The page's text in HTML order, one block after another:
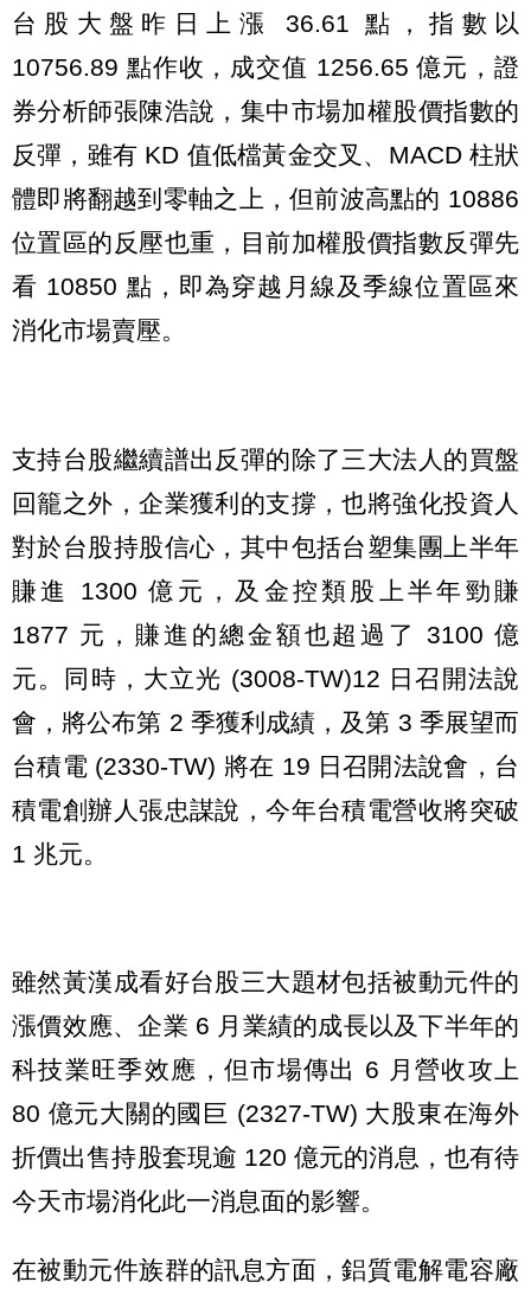
台股大盤昨日上漲 36.61 點，指數以
10756.89 點作收，成交值 1256.65 億元，證
券分析師張陳浩說，集中市場加權股價指數的
反彈，雖有 KD 值低檔黃金交叉、MACD 柱狀
體即將翻越到零軸之上，但前波高點的 10886
位置區的反壓也重，目前加權股價指數反彈先
看 10850 點，即為穿越月線及季線位置區來
消化市場賣壓。
支持台股繼續譜出反彈的除了三大法人的買盤
回籠之外，企業獲利的支撐，也將強化投資人
對於台股持股信心，其中包括台塑集團上半年
賺進 1300 億元，及金控類股上半年勁賺
1877 元，賺進的總金額也超過了 3100 億
元。同時，大立光 (3008-TW)12 日召開法說
會，將公布第 2 季獲利成績，及第 3 季展望而
台積電 (2330-TW) 將在 19 日召開法說會，台
積電創辦人張忠謀說，今年台積電營收將突破
1 兆元。
雖然黃漢成看好台股三大題材包括被動元件的
漲價效應、企業 6 月業績的成長以及下半年的
科技業旺季效應，但市場傳出 6 月營收攻上
80 億元大關的國巨 (2327-TW) 大股東在海外
折價出售持股套現逾 120 億元的消息，也有待
今天市場消化此一消息面的影響。
在被動元件族群的訊息方面，鋁質電解電容廠